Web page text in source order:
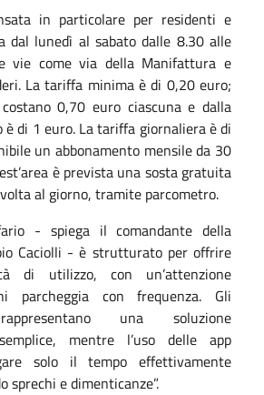
in particolare per residenti e
dal lunedì al sabato dalle 8.30 alle
vie come via della Manifattura e
La tariffa minima è di 0,20 euro;
0,70 euro ciascuna e dalla
di 1 euro. La tariffa giornaliera è di
un abbonamento mensile da 30
è prevista una sosta gratuita
al giorno, tramite parcometro.
- spiega il comandante della
Caciolli - è strutturato per offrire
di utilizzo, con un’attenzione
parcheggia con frequenza. Gli
una soluzione
mentre l’uso delle app
solo il tempo effettivamente
sprechi e dimenticanze”.